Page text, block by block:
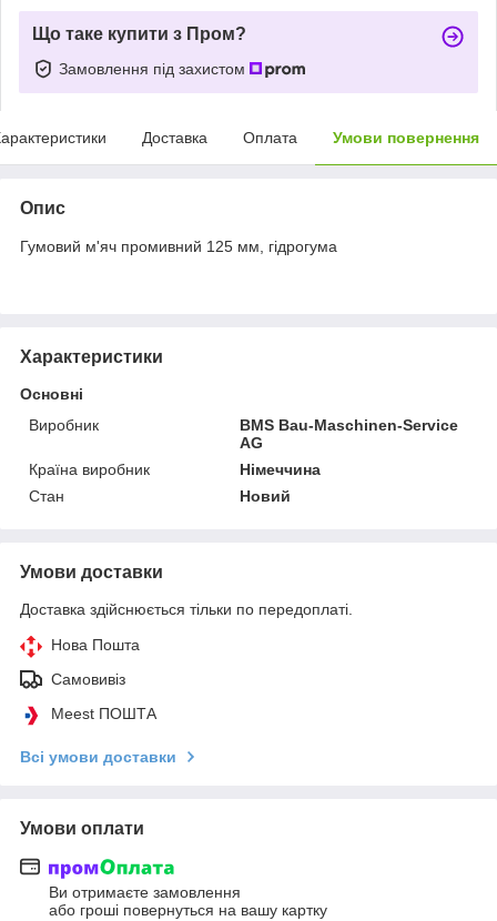
Що таке купити з Пром?
Замовлення під захистом
Доставка Оплата Умови повернення
Опис
Гумовий м'яч промивний 125 мм, гідрогума
Характеристики
Основні
Виробник
BMS Bau-Maschinen-Service
AG
Країна виробник
Німеччина
Стан
Новий
Умови доставки
Доставка здійснюється тільки по передоплаті.
Нова Пошта
Самовивіз
Meest ПОШТА
Всі умови доставки
Умови оплати
Ви отримаєте замовлення
або гроші повернуться на вашу картку